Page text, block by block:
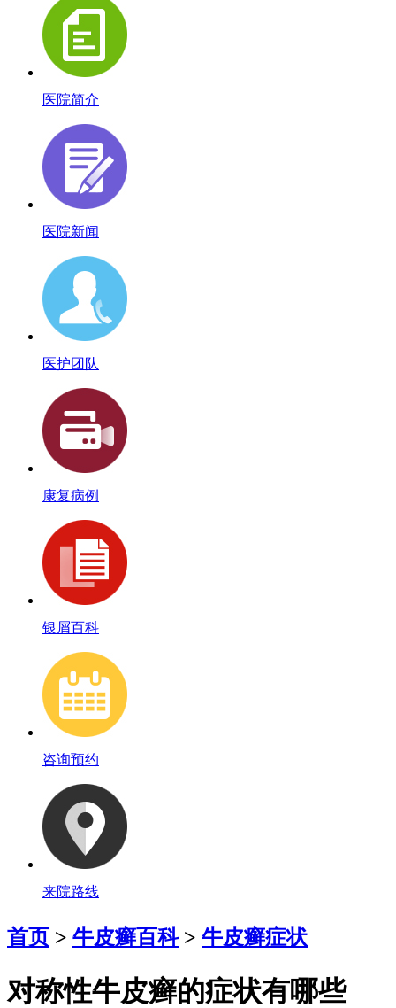
医院简介
医院新闻
医护团队
康复病例
银屑百科
咨询预约
来院路线
首页 > 牛皮癣百科> 牛皮癣症状
对称性牛皮癣的症状有哪些